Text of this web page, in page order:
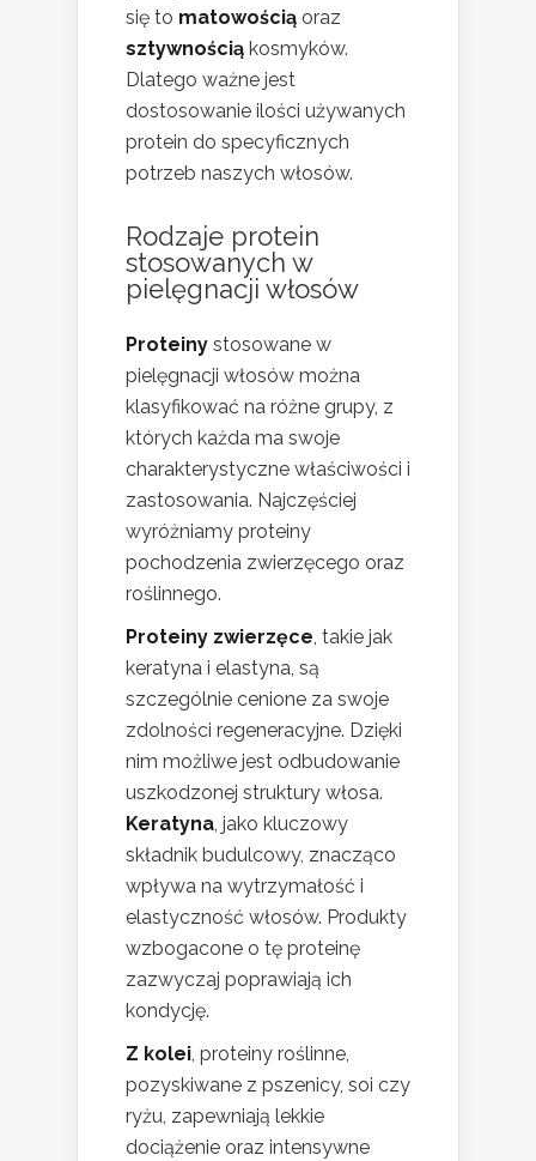
się to matowością oraz
sztywnością kosmyków.
Dlatego ważne jest
dostosowanie ilości używanych
protein do specyficznych
potrzeb naszych włosów.
Rodzaje protein
stosowanych w
pielęgnacji włosów
Proteiny stosowane w
pielęgnacji włosów można
klasyfikować na różne grupy, z
których każda ma swoje
charakterystyczne właściwości i
zastosowania. Najczęściej
wyróżniamy proteiny
pochodzenia zwierzęcego oraz
roślinnego.
Proteiny zwierzęce, takie jak
keratyna i elastyna, są
szczególnie cenione za swoje
zdolności regeneracyjne. Dzięki
nim możliwe jest odbudowanie
uszkodzonej struktury włosa.
Keratyna, jako kluczowy
składnik budulcowy, znacząco
wpływa na wytrzymałość i
elastyczność włosów. Produkty
wzbogacone o tę proteinę
zazwyczaj poprawiają ich
kondycję.
Z kolei, proteiny roślinne,
pozyskiwane z pszenicy, soi czy
ryżu, zapewniają lekkie
dociążenie oraz intensywne